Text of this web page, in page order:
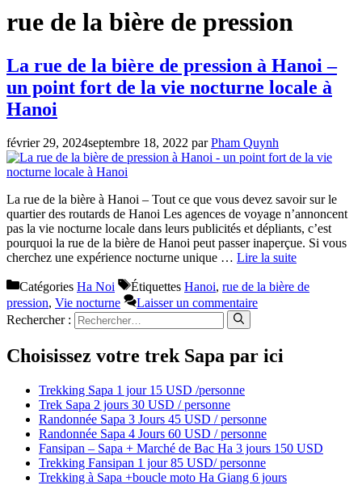
rue de la bière de pression
La rue de la bière de pression à Hanoi –
un point fort de la vie nocturne locale à
Hanoi
février 29, 2024septembre 18, 2022 parPham Quynh
La rue de la bière à Hanoi – Tout ce que vous devez savoir sur le
quartier des routards de Hanoi Les agences de voyage n’annoncent
pas la vie nocturne locale dans leurs publicités et dépliants, c’est
pourquoi la rue de la bière de Hanoi peut passer inaperçue. Si vous
cherchez une expérience nocturne unique … Lire la suite
Catégories Ha Noi Étiquettes Hanoi, rue de la bière de
pression, Vie nocturne
Laisser un commentaire
Rechercher :
Choisissez votre trek Sapa par ici
Trekking Sapa 1 jour 15 USD /personne
Trek Sapa 2 jours 30 USD / personne
Randonnée Sapa 3 Jours 45 USD / personne
Randonnée Sapa 4 Jours 60 USD / personne
Fansipan – Sapa + Marché de Bac Ha 3 jours 150 USD
Trekking Fansipan 1 jour 85 USD/ personne
Trekking à Sapa +boucle moto Ha Giang 6 jours